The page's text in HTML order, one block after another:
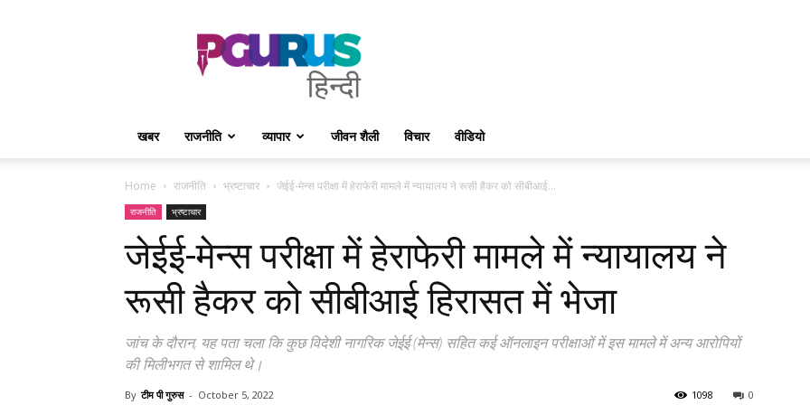
PGurus
Hindi
खबर राजनीति व्यापार जीवन शैली विचार वीडियो
Home राजनीति भ्रष्टाचार जेईई-मेन्स परीक्षा में हेराफेरी मामले में न्यायालय ने रूसी हैकर को सीबीआई...
राजनीति भ्रष्टाचार
जेईई-मेन्स परीक्षा में हेराफेरी मामले में न्यायालय ने
रूसी हैकर को सीबीआई हिरासत में भेजा
जांच के दौरान, यह पता चला कि कुछ विदेशी नागरिक जेईई (मेन्स) सहित कई ऑनलाइन परीक्षाओं में इस मामले में अन्य आरोपियों
की मिलीभगत से शामिल थे।
By टीम पी गुरुस - October 5, 2022 0
1098